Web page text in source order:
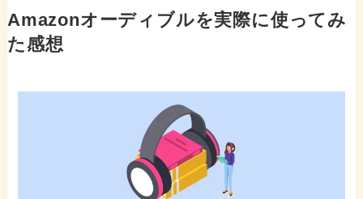
Amazonオーディブルを実際に使ってみ
た感想